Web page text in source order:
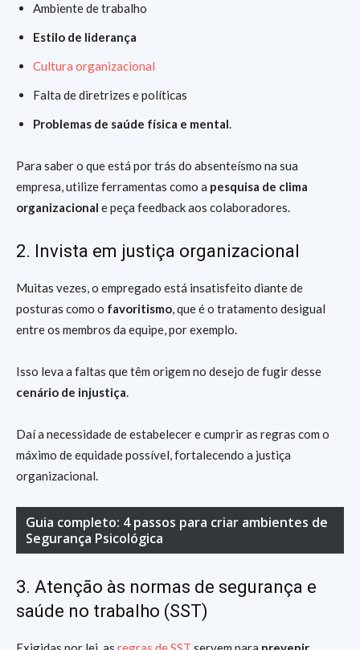
Ambiente de trabalho
Estilo de liderança
Cultura organizacional
Falta de diretrizes e políticas
Problemas de saúde física e mental.
Para saber o que está por trás do absenteísmo na sua
empresa, utilize ferramentas como a pesquisa de clima
organizacional e peça feedback aos colaboradores.
2. Invista em justiça organizacional
Muitas vezes, o empregado está insatisfeito diante de
posturas como o favoritismo, que é o tratamento desigual
entre os membros da equipe, por exemplo.
Isso leva a faltas que têm origem no desejo de fugir desse
cenário de injustiça.
Daí a necessidade de estabelecer e cumprir as regras com o
máximo de equidade possível, fortalecendo a justiça
organizacional.
Guia completo: 4 passos para criar ambientes de
Segurança Psicológica
3. Atenção às normas de segurança e
saúde no trabalho (SST)